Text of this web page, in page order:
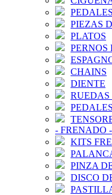
PIEZAS
PLATOS
PERNOS
CHAINS
DIENTE
RUEDAS
PEDALES
- FRENADO -
KITS
PINZA
DISCO